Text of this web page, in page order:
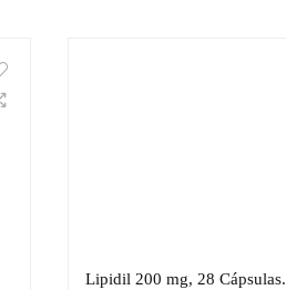
Lipidil 200 mg, 28 Cápsulas.